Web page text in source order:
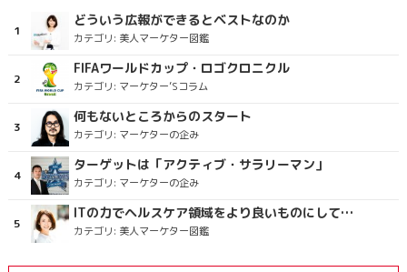
どういう広報ができるとベストなのか
カテゴリ: 美人マーケター図鑑
FIFAワールドカップ・ロゴクロニクル
カテゴリ: マーケター’Sコラム
何もないところからのスタート
カテゴリ: マーケターの企み
ターゲットは「アクティブ・サラリーマン」
カテゴリ: マーケターの企み
ITの力でヘルスケア領域をより良いものにしていくこと
カテゴリ: 美人マーケター図鑑